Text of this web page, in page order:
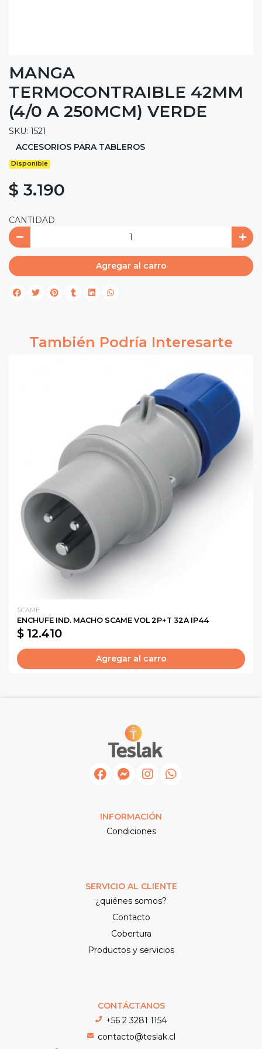
MANGA
TERMOCONTRAIBLE 42MM
(4/0 A 250MCM) VERDE
SKU: 1521
ACCESORIOS PARA TABLEROS
Disponible
$ 3.190
CANTIDAD
Agregar al carro
También Podría Interesarte
SCAME
ENCHUFE IND. MACHO SCAME VOL 2P+T 32A IP44
$ 12.410
Agregar al carro
INFORMACIÓN
Condiciones
SERVICIO AL CLIENTE
¿quiénes somos?
Contacto
Cobertura
Productos y servicios
CONTÁCTANOS
+56 2 3281 1154
contacto@teslak.cl